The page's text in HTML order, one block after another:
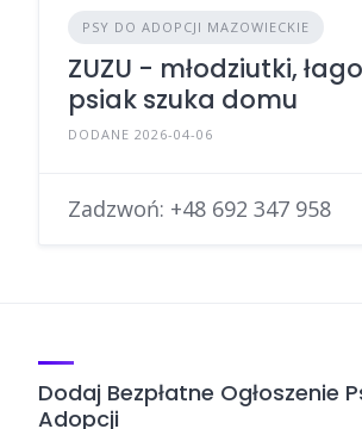
PSY DO ADOPCJI MAZOWIECKIE
ZUZU - młodziutki,
psiak szuka domu
DODANE 2026-04-06
Zadzwoń: +48 692 347 958
Dodaj Bezpłatne Ogłoszenie
Adopcji